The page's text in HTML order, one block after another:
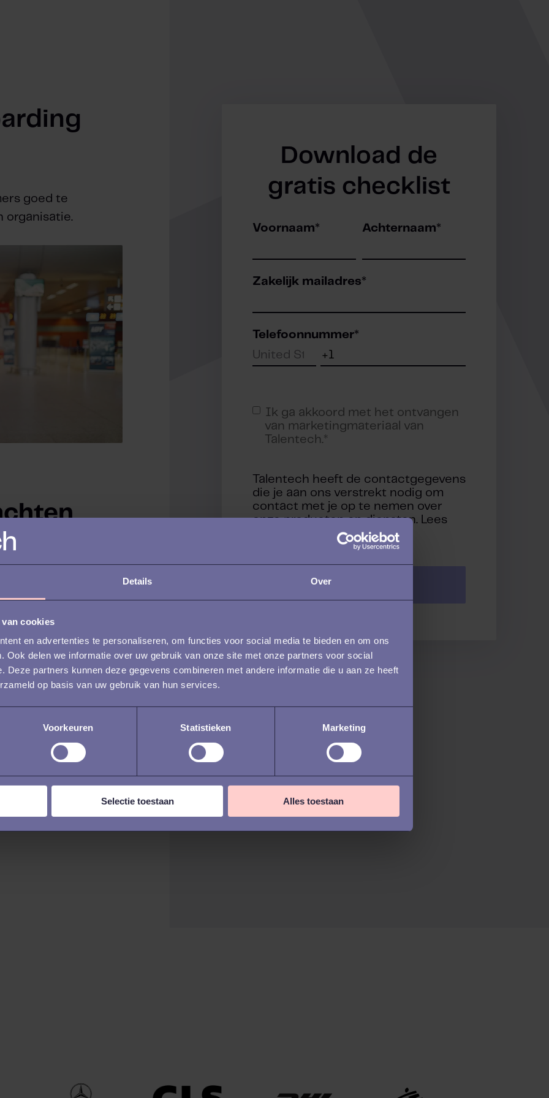
Details Over
cookies
en advertenties te personaliseren, om functies voor social media te bieden en om ons
Ook delen we informatie over uw gebruik van onze site met onze partners voor social
Deze partners kunnen deze gegevens combineren met andere informatie die u aan ze heeft
op basis van uw gebruik van hun services.
Voorkeuren Statistieken Marketing
Selectie toestaan Alles toestaan
goed te
organisatie.
die samen een
vormen.
die elke HR
jouw offboarding
Download de
gratis checklist
Voornaam* Achternaam*
Zakelijk mailadres*
Telefoonnummer*
Ik ga akkoord met het ontvangen
van marketingmateriaal van
Talentech.*
Talentech heeft de contactgegevens
die je aan ons verstrekt nodig om
contact met je op te nemen over
onze producten en diensten. Lees
voor meer informatie ons